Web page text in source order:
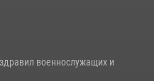
военнослужащих и